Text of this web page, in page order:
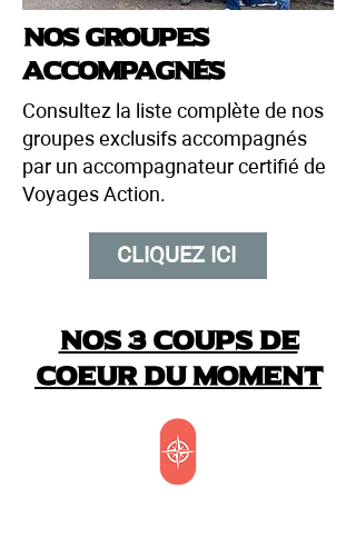
Nos groupes
accompagnés
Consultez la liste complète de nos
groupes exclusifs accompagnés
par un accompagnateur certifié de
Voyages Action.
CLIQUEZ ICI
Nos 3 coups de
coeur du moment